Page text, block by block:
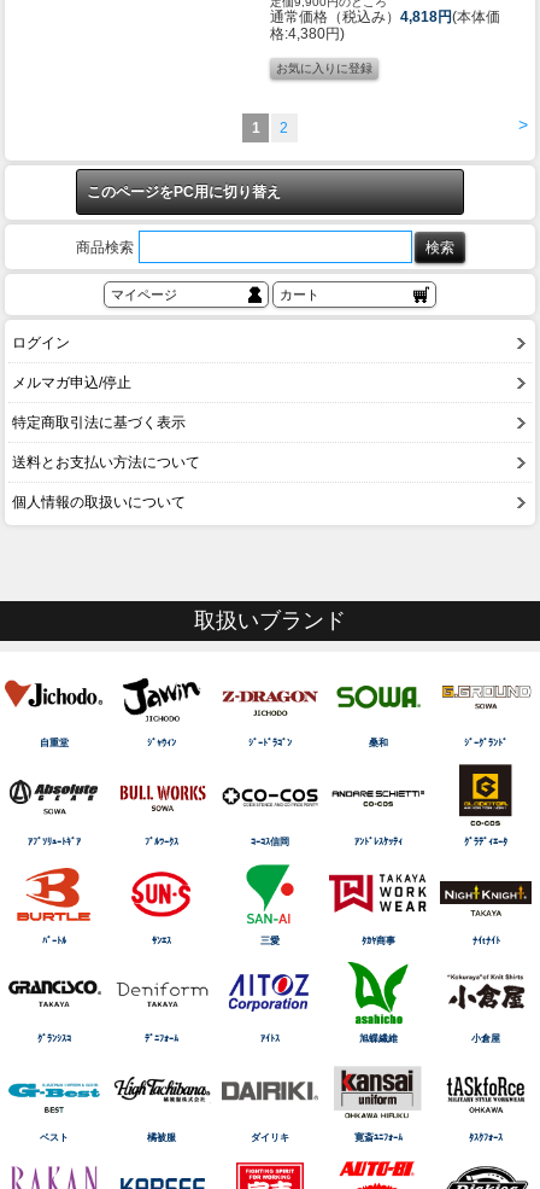
通常価格（税込み） 4,818円(本体価
格:4,380円)
>
1 2
このページをPC用に切り替え
商品検索
マイページ カート
ログイン
メルマガ申込/停止
特定商取引法に基づく表示
送料とお支払い方法について
個人情報の取扱いについて
取扱いブランド
自重堂 ｼﾞｬｳｨﾝ ｼﾞｰﾄﾞﾗｺﾞﾝ 桑和 ｼﾞｰｸﾞﾗﾝﾄﾞ
ｱﾌﾞｿﾘｭｰﾄｷﾞｱ ﾌﾞﾙﾜｰｸｽ ｺｰｺｽ信岡 ｱﾝﾄﾞﾚｽｹｯﾃｨ ｸﾞﾗﾃﾞｨｴｰﾀ
ﾊﾞｰﾄﾙ ｻﾝｴｽ 三愛 ﾀｶﾔ商事 ﾅｲtﾅｲﾄ
ｸﾞﾗﾝｼｽｺ ﾃﾞﾆﾌｫｰﾑ ｱｲﾄｽ 旭蝶繊維 小倉屋
ベスト 橘被服 ダイリキ 寛斎ﾕﾆﾌｫｰﾑ ﾀｽｸﾌｫｰｽ